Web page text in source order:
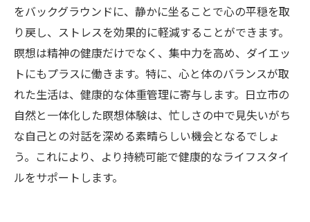
をバックグラウンドに、静かに坐ることで心の平穏を取
り戻し、ストレスを効果的に軽減することができます。
瞑想は精神の健康だけでなく、集中力を高め、ダイエッ
トにもプラスに働きます。特に、心と体のバランスが取
れた生活は、健康的な体重管理に寄与します。日立市の
自然と一体化した瞑想体験は、忙しさの中で見失いがち
な自己との対話を深める素晴らしい機会となるでしょ
う。これにより、より持続可能で健康的なライフスタイ
ルをサポートします。